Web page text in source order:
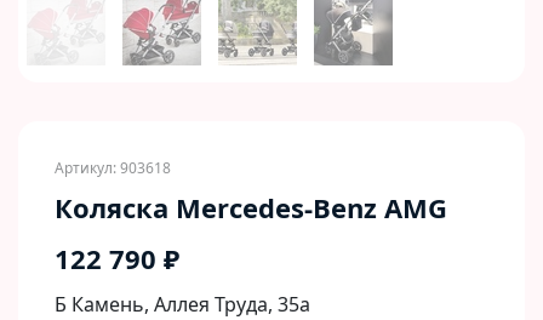
Артикул: 903618
Коляска Mercedes-Benz AMG
122 790 ₽
Б Камень, Аллея Труда, 35а